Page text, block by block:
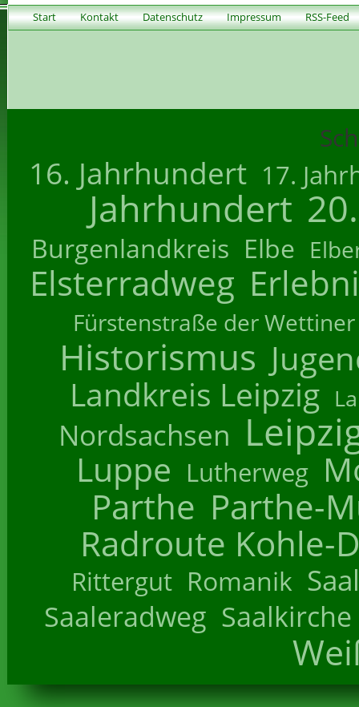
Start Kontakt Datenschutz Impressum RSS-Feed
16. Jahrhundert 17.
Jahrhundert
Burgenlandkreis Elbe
Elsterradweg
Fürstenstraße der Wettiner
Historismus
Landkreis Leipzig
Nordsachsen
Luppe Lutherweg
Parthe Parthe-
Radroute Kohle-
Rittergut Romanik
Saaleradweg Saalkirche